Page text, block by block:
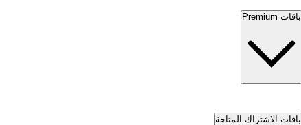
باقات Premium
باقات الاشتراك المتاحة